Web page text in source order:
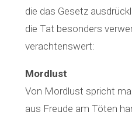
die das Gesetz
die Tat besonders
verachtenswert:
Mordlust
Von Mordlust spricht
aus Freude am Töten